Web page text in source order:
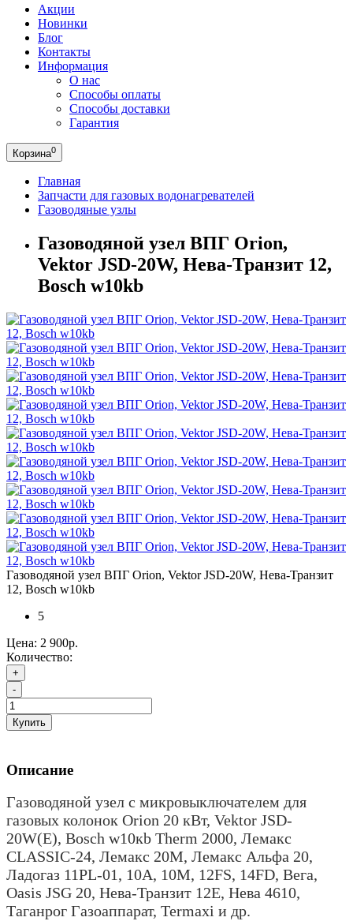
Акции
Новинки
Блог
Контакты
Информация
О нас
Способы оплаты
Способы доставки
Гарантия
Корзина0
Главная
Запчасти для газовых водонагревателей
Газоводяные узлы
Газоводяной узел ВПГ Orion,
Vektor JSD-20W, Нева-Транзит 12,
Bosch w10kb
Газоводяной узел ВПГ Orion, Vektor JSD-20W, Нева-Транзит
12, Bosch w10kb
5
Цена: 2 900р.
Количество:
+
-
Купить
Описание
Газоводяной узел с микровыключателем для
газовых колонок Orion 20 кВт, Vektor JSD-
20W(E), Bosch w10кb Therm 2000, Лемакс
CLASSIC-24, Лемакс 20М, Лемакс Альфа 20,
Ладогаз 11PL-01, 10А, 10М, 12FS, 14FD, Вега,
Оаsis JSG 20, Нева-Транзит 12Е, Нева 4610,
Таганрог Газоаппарат, Termaxi и др.